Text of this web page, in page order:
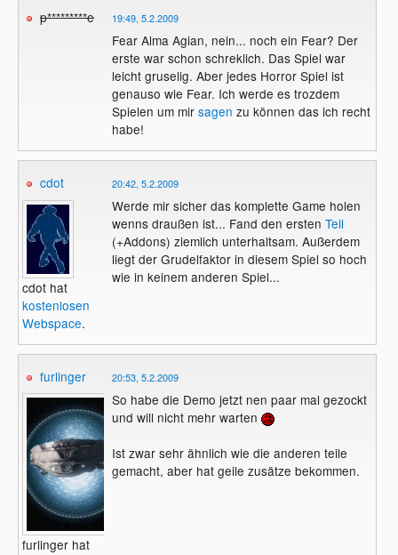
p*********e 19:49, 5.2.2009
Fear Alma Agian, nein... noch ein Fear? Der
erste war schon schreklich. Das Spiel war
leicht gruselig. Aber jedes Horror Spiel ist
genauso wie Fear. Ich werde es trozdem
Spielen um mir sagen zu können das ich recht
habe!
cdot
cdot hat
kostenlosen
Webspace.
20:42, 5.2.2009
Werde mir sicher das komplette Game holen
wenns draußen ist... Fand den ersten Teil
(+Addons) ziemlich unterhaltsam. Außerdem
liegt der Grudelfaktor in diesem Spiel so hoch
wie in keinem anderen Spiel...
furlinger
furlinger hat
20:53, 5.2.2009
So habe die Demo jetzt nen paar mal gezockt
und will nicht mehr warten
Ist zwar sehr ähnlich wie die anderen teile
gemacht, aber hat geile zusätze bekommen.